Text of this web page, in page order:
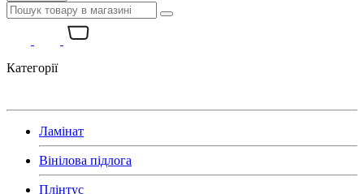
Категорії
Ламінат
Вінілова підлога
Плінтус